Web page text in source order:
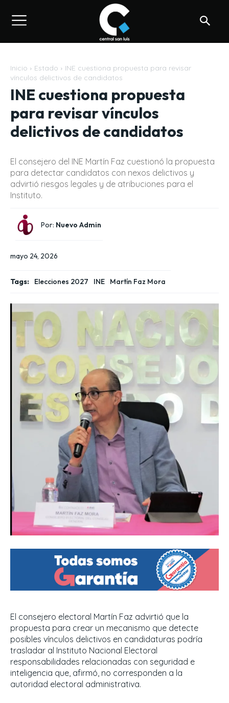
Inicio Estado
INE cuestiona propuesta para revisar
vínculos delictivos de candidatos
INE cuestiona propuesta
para revisar vínculos
delictivos de candidatos
El consejero del INE Martín Faz cuestionó la propuesta
para detectar candidatos con nexos delictivos y
advirtió riesgos legales y de atribuciones para el
Instituto.
Por: Nuevo Admin
mayo 24, 2026
Tags: Elecciones 2027 INE Martín Faz Mora
El consejero electoral Martín Faz advirtió que la
propuesta para crear un mecanismo que detecte
posibles vínculos delictivos en candidaturas podría
trasladar al Instituto Nacional Electoral
responsabilidades relacionadas con seguridad e
inteligencia que, afirmó, no corresponden a la
autoridad electoral administrativa.